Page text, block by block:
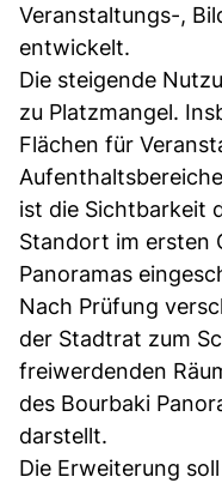
Veranstaltungs-,
entwickelt.
Die steigende
zu Platzmangel.
Flächen für
ist die Sichtbarkeit
Standort im ersten
Panoramas
Nach Prüfung
der Stadtrat zum
freiwerdenden
des Bourbaki
darstellt.
Die Erweiterung